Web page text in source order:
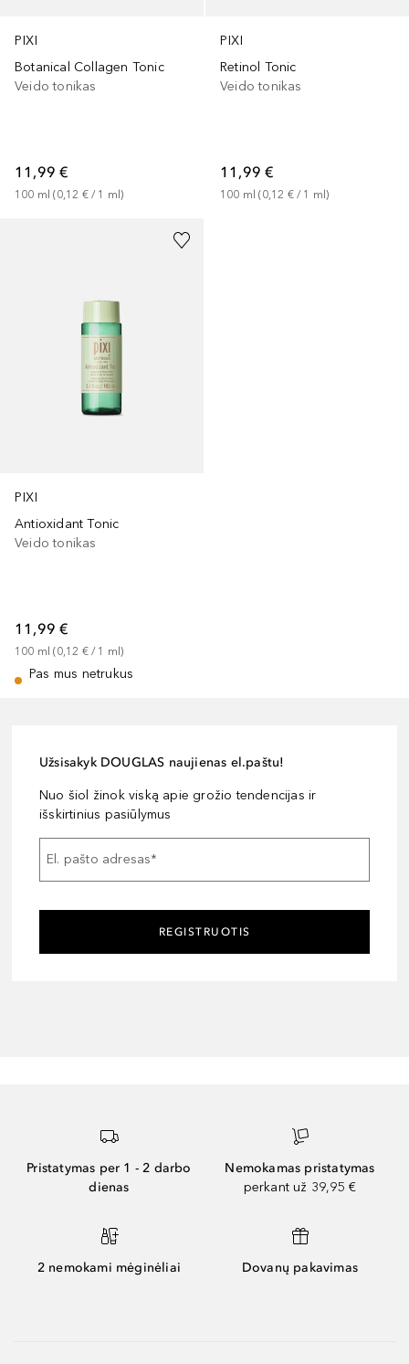
PIXI
Botanical Collagen Tonic
Veido tonikas
11,99 €
100 ml (0,12 € / 1 ml)
PIXI
Retinol Tonic
Veido tonikas
11,99 €
100 ml (0,12 € / 1 ml)
PIXI
Antioxidant Tonic
Veido tonikas
11,99 €
100 ml (0,12 € / 1 ml)
Pas mus netrukus
Užsisakyk DOUGLAS naujienas el.paštu!
Nuo šiol žinok viską apie grožio tendencijas ir
išskirtinius pasiūlymus
El. pašto adresas*
REGISTRUOTIS
Pristatymas per 1 - 2 darbo
dienas
Nemokamas pristatymas
perkant už 39,95 €
2 nemokami mėginėliai Dovanų pakavimas